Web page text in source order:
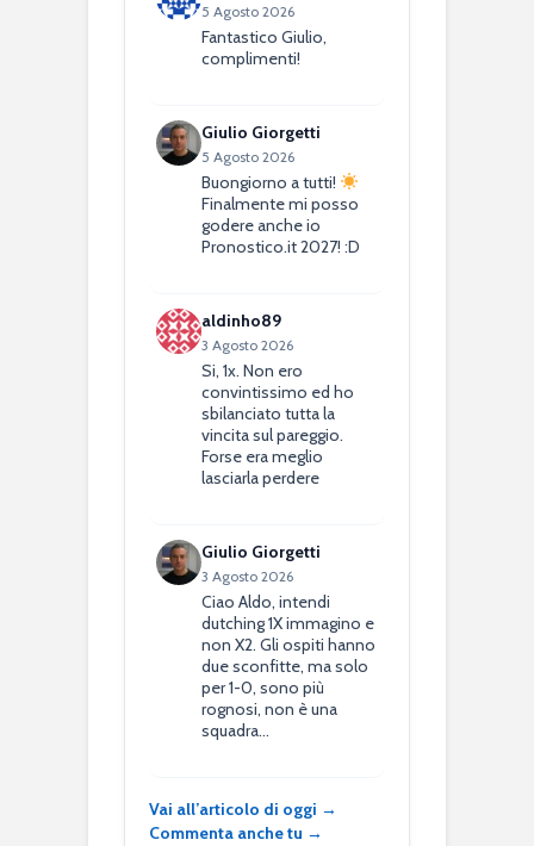
5 Agosto 2026
Fantastico Giulio,
complimenti!
Giulio Giorgetti
5 Agosto 2026
Buongiorno a tutti!
Finalmente mi posso
godere anche io
Pronostico.it 2027! :D
aldinho89
3 Agosto 2026
Si, 1x. Non ero
convintissimo ed ho
sbilanciato tutta la
vincita sul pareggio.
Forse era meglio
lasciarla perdere
Giulio Giorgetti
3 Agosto 2026
Ciao Aldo, intendi
dutching 1X immagino e
non X2. Gli ospiti hanno
due sconfitte, ma solo
per 1-0, sono più
rognosi, non è una
squadra…
Vai all’articolo di oggi →
Commenta anche tu →